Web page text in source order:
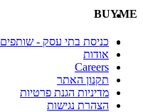
BUYME
כניסת בתי עסק - שותפים
אודות
Careers
תקנון האתר
מדיניות הגנת פרטיות
הצהרת נגישות